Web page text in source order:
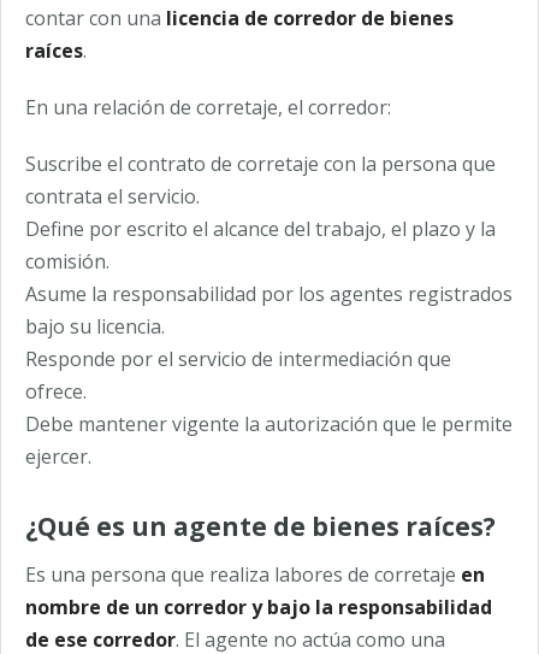
contar con una licencia de corredor de bienes
raíces.
En una relación de corretaje, el corredor:
Suscribe el contrato de corretaje con la persona que
contrata el servicio.
Define por escrito el alcance del trabajo, el plazo y la
comisión.
Asume la responsabilidad por los agentes registrados
bajo su licencia.
Responde por el servicio de intermediación que
ofrece.
Debe mantener vigente la autorización que le permite
ejercer.
¿Qué es un agente de bienes raíces?
Es una persona que realiza labores de corretaje en
nombre de un corredor y bajo la responsabilidad
de ese corredor. El agente no actúa como una